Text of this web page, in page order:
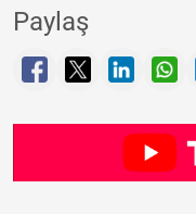
Paylaş